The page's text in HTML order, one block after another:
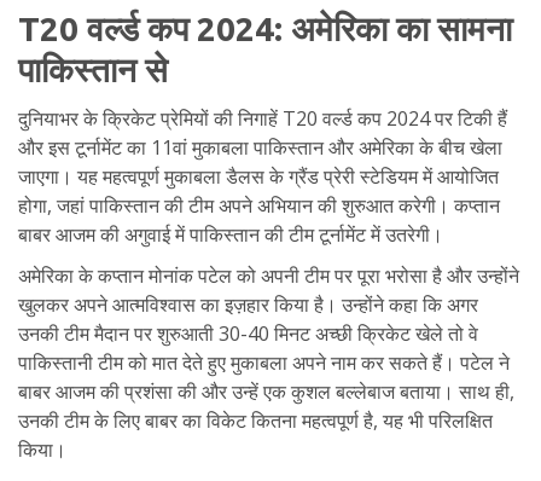
T20 वर्ल्ड कप 2024: अमेरिका का सामना
पाकिस्तान से
दुनियाभर के क्रिकेट प्रेमियों की निगाहें T20 वर्ल्ड कप 2024 पर टिकी हैं
और इस टूर्नामेंट का 11वां मुकाबला पाकिस्तान और अमेरिका के बीच खेला
जाएगा। यह महत्वपूर्ण मुकाबला डैलस के ग्रैंड प्रेरी स्टेडियम में आयोजित
होगा, जहां पाकिस्तान की टीम अपने अभियान की शुरुआत करेगी। कप्तान
बाबर आजम की अगुवाई में पाकिस्तान की टीम टूर्नामेंट में उतरेगी।
अमेरिका के कप्तान मोनांक पटेल को अपनी टीम पर पूरा भरोसा है और उन्होंने
खुलकर अपने आत्मविश्वास का इज़हार किया है। उन्होंने कहा कि अगर
उनकी टीम मैदान पर शुरुआती 30-40 मिनट अच्छी क्रिकेट खेले तो वे
पाकिस्तानी टीम को मात देते हुए मुकाबला अपने नाम कर सकते हैं। पटेल ने
बाबर आजम की प्रशंसा की और उन्हें एक कुशल बल्लेबाज बताया। साथ ही,
उनकी टीम के लिए बाबर का विकेट कितना महत्वपूर्ण है, यह भी परिलक्षित
किया।